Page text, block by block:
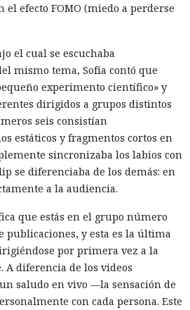
efecto FOMO (miedo a perderse
el cual se escuchaba
mismo tema, Sofía contó que
experimento científico» y
dirigidos a grupos distintos
seis consistían
estáticos y fragmentos cortos en
sincronizaba los labios con
se diferenciaba de los demás: en
a la audiencia.
que estás en el grupo número
publicaciones, y esta es la última
por primera vez a la
diferencia de los videos
saludo en vivo —la sensación de
con cada persona. Este